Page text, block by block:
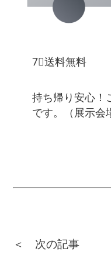
7⃣送料無料
持ち帰り安心！
です。（展示会
＜ 次の記事